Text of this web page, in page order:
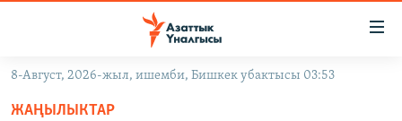
Навигацияга
өтүңүз
8-Август, 2026-жыл, ишемби, Бишкек убактысы 03:53
ЖАҢЫЛЫКТАР